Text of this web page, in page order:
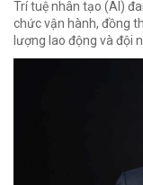
Trí tuệ nhân tạo (AI)
chức vận hành, đồng
lượng lao động và đội